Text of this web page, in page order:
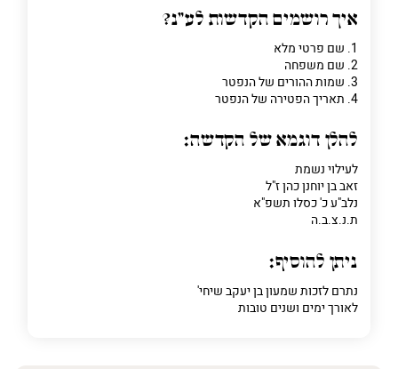
פרט
על
מה
פרט על מה מדובר
איך רושמים הקדשות לע"נ?
1. שם פרטי מלא
2. שם משפחה
3. שמות ההורים של הנפטר
4. תאריך הפטירה של הנפטר
להלן דוגמא של הקדשה:
לעילוי נשמת
זאב בן יוחנן כהן ז"ל
נלב"ע כ' כסלו תשפ"א
ת.נ.צ.ב.ה
ניתן להוסיף:
נתרם לזכות שמעון בן יעקב שיחי'
לאורך ימים ושנים טובות